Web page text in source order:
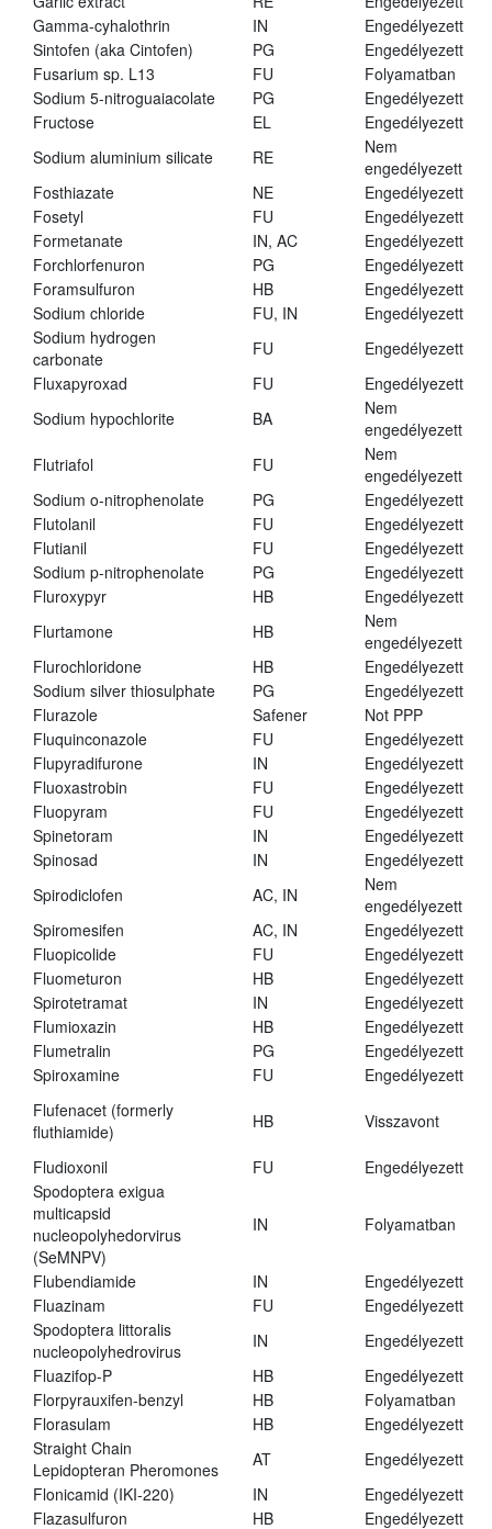
Gamma-cyhalothrin
IN
Engedélyezett
Sintofen (aka Cintofen)
PG
Engedélyezett
Fusarium sp. L13
FU
Folyamatban
Sodium 5-nitroguaiacolate
PG
Engedélyezett
Fructose
EL
Engedélyezett
Sodium aluminium silicate
RE
Nem
engedélyezett
Fosthiazate
NE
Engedélyezett
Fosetyl
FU
Engedélyezett
Formetanate
IN, AC
Engedélyezett
Forchlorfenuron
PG
Engedélyezett
Foramsulfuron
HB
Engedélyezett
Sodium chloride
FU, IN
Engedélyezett
Sodium hydrogen
carbonate
FU
Engedélyezett
Fluxapyroxad
FU
Engedélyezett
Sodium hypochlorite
BA
Nem
engedélyezett
Flutriafol
FU
Nem
engedélyezett
Sodium o-nitrophenolate
PG
Engedélyezett
Flutolanil
FU
Engedélyezett
Flutianil
FU
Engedélyezett
Sodium p-nitrophenolate
PG
Engedélyezett
Fluroxypyr
HB
Engedélyezett
Flurtamone
HB
Nem
engedélyezett
Flurochloridone
HB
Engedélyezett
Sodium silver thiosulphate
PG
Engedélyezett
Flurazole
Safener
Not PPP
Fluquinconazole
FU
Engedélyezett
Flupyradifurone
IN
Engedélyezett
Fluoxastrobin
FU
Engedélyezett
Fluopyram
FU
Engedélyezett
Spinetoram
IN
Engedélyezett
Spinosad
IN
Engedélyezett
Spirodiclofen
AC, IN
Nem
engedélyezett
Spiromesifen
AC, IN
Engedélyezett
Fluopicolide
FU
Engedélyezett
Fluometuron
HB
Engedélyezett
Spirotetramat
IN
Engedélyezett
Flumioxazin
HB
Engedélyezett
Flumetralin
PG
Engedélyezett
Spiroxamine
FU
Engedélyezett
Flufenacet (formerly
fluthiamide)
HB Visszavont
Fludioxonil FU
Engedélyezett
Spodoptera exigua
multicapsid
nucleopolyhedorvirus
(SeMNPV)
IN Folyamatban
Flubendiamide IN
Engedélyezett
Fluazinam
FU
Engedélyezett
Spodoptera littoralis
nucleopolyhedrovirus
IN
Engedélyezett
Fluazifop-P
HB
Engedélyezett
Florpyrauxifen-benzyl
HB
Folyamatban
Florasulam
HB
Engedélyezett
Straight Chain
Lepidopteran Pheromones
AT
Engedélyezett
Flonicamid (IKI-220)
IN
Engedélyezett
Flazasulfuron
HB Engedélyezett